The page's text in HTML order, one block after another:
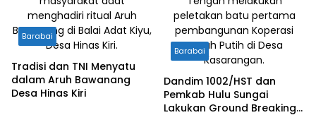
Barabai
Tradisi dan TNI Menyatu
dalam Aruh Bawanang
Desa Hinas Kiri
Barabai
Dandim 1002/HST dan
Pemkab Hulu Sungai
Lakukan Ground Breaking